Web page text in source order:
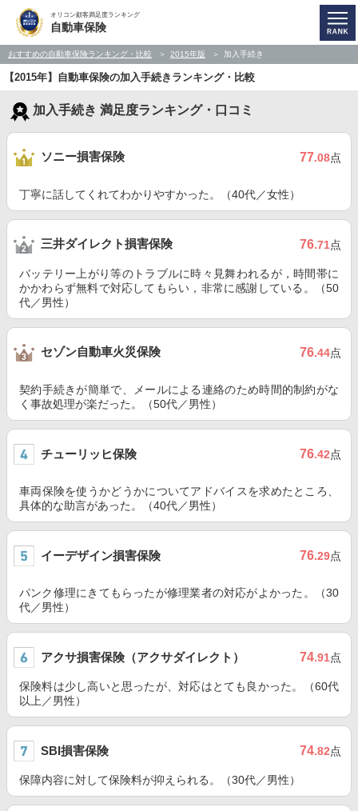
オリコン顧客満足度ランキング
自動車保険
おすすめの自動車保険ランキング・比較 2015年版 加入手続き
【2015年】自動車保険の加入手続きランキング・比較
加入手続き 満足度ランキング・口コミ
ソニー損害保険 77.08点
丁寧に話してくれてわかりやすかった。（40代／女性）
三井ダイレクト損害保険 76.71点
バッテリー上がり等のトラブルに時々見舞われるが，時間帯に
かかわらず無料で対応してもらい，非常に感謝している。（50
代／男性）
セゾン自動車火災保険 76.44点
契約手続きが簡単で、メールによる連絡のため時間的制約がな
く事故処理が楽だった。（50代／男性）
チューリッヒ保険 76.42点
車両保険を使うかどうかについてアドバイスを求めたところ、
具体的な助言があった。（40代／男性）
イーデザイン損害保険 76.29点
パンク修理にきてもらったが修理業者の対応がよかった。（30
代／男性）
アクサ損害保険（アクサダイレクト） 74.91点
保険料は少し高いと思ったが、対応はとても良かった。（60代
以上／男性）
SBI損害保険 74.82点
保障内容に対して保険料が抑えられる。（30代／男性）